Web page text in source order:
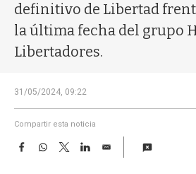
definitivo de Libertad
la última fecha del grupo
Libertadores.
31/05/2024, 09:22
Compartir esta noticia
F
W
T
w
L
E